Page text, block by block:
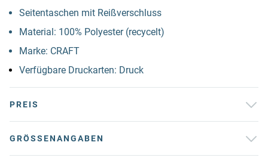
Seitentaschen mit Reißverschluss
Material: 100% Polyester (recycelt)
Marke: CRAFT
Verfügbare Druckarten: Druck
PREIS
GRÖSSENANGABEN